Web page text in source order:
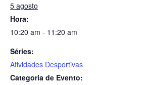
5 agosto
Hora:
10:20 am - 11:20 am
Séries:
Atividades Desportivas
Categoria de Evento: